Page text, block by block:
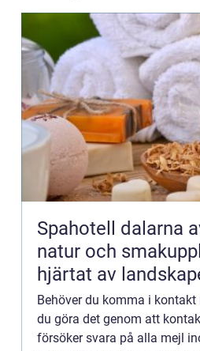
Spahotell dalarna avkoppling,
natur och
hjärtat av
Behöver du komma i
du göra det genom att
försöker svara på alla mejl